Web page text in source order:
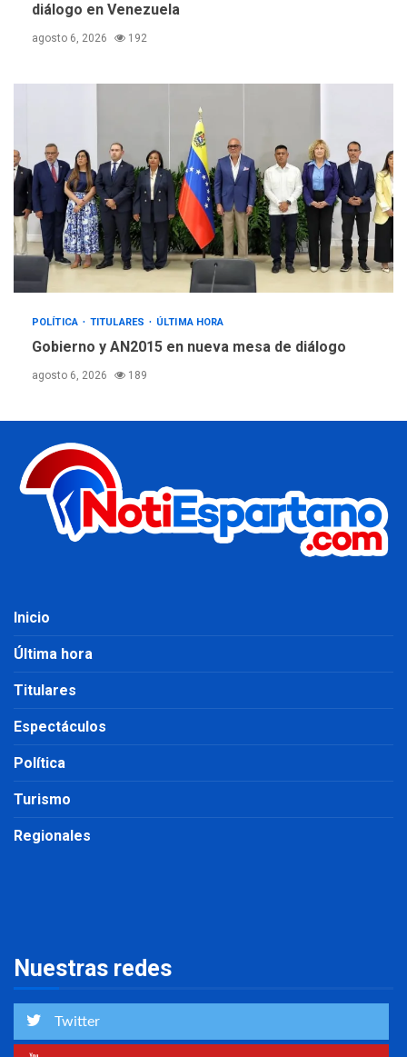
diálogo en Venezuela
agosto 6, 2026 192
POLÍTICA TITULARES ÚLTIMA HORA
Gobierno y AN2015 en nueva mesa de diálogo
agosto 6, 2026 189
Inicio
Última hora
Titulares
Espectáculos
Política
Turismo
Regionales
Nuestras redes
Twitter